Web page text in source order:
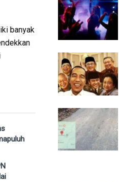
banyak